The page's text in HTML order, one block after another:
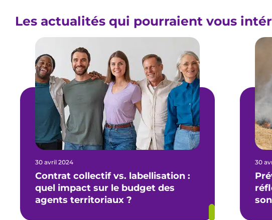
Les actualités qui pourraient vous
30 avril 2024
Contrat collectif vs. labellisation :
quel impact sur le budget des
agents territoriaux ?
30